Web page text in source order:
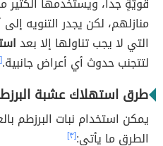
منازلهم، لكن يجدر التنويه
التي لا يجب تناولها إلا بعد
لتتجنب حدوث أي أعراض جانبية.[١]
طرق استهلاك عشبة
يمكن استخدام نبات البرزطم
الطرق ما يأتي:[٣]